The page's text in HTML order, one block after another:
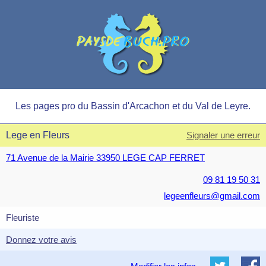
Les pages pro du Bassin d'Arcachon et du Val de Leyre.
Lege en Fleurs Signaler une erreur
71 Avenue de la Mairie 33950 LEGE CAP FERRET
09 81 19 50 31
legeenfleurs@gmail.com
Fleuriste
Donnez votre avis